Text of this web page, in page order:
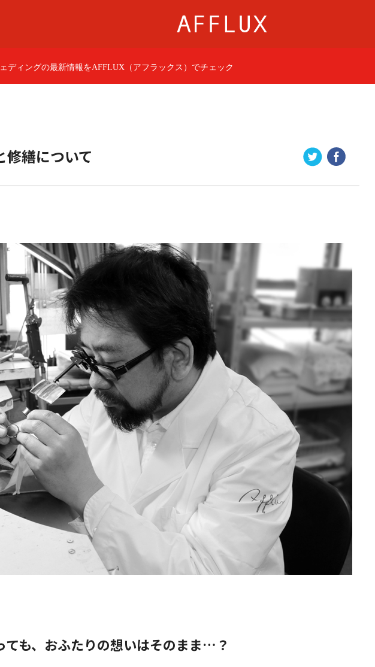
クト
グ
商品カテゴリ
ショップ
店舗一覧
オンラインショールーム
来店予約について
AFFLUXについて
ゆびわ言葉®
クオリティ
よくあるご質問 |会社概要|採用情報 お問い合わせ
ディングの最新情報をAFFLUX（アフラックス）でチェック
修繕について
ても、おふたりの想いはそのまま…？